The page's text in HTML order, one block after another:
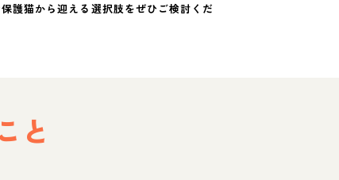
護猫から迎える選択肢をぜひご検討くだ
と